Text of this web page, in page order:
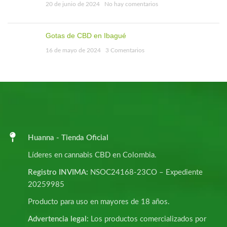
20 de junio de 2024 No hay comentarios
Gotas de CBD en Ibagué
16 de mayo de 2024 3 Comentarios
Huanna - Tienda Oficial
Líderes en cannabis CBD en Colombia.
Registro INVIMA: NSOC24168-23CO – Expediente
20259985
Producto para uso en mayores de 18 años.
Advertencia legal: Los productos comercializados por